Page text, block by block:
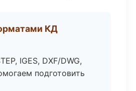
КД
IGES, DXF/DWG,
подготовить